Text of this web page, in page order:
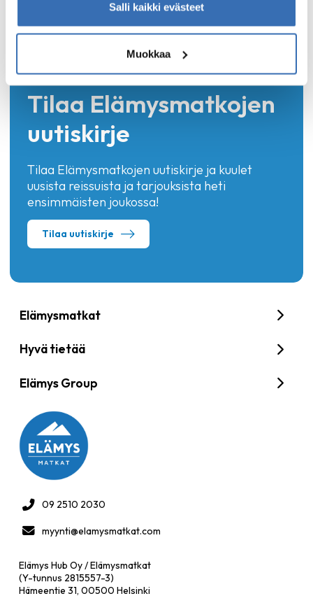
Salli kaikki evästeet
Muokkaa
Tilaa Elämysmatkojen
uutiskirje
Tilaa Elämysmatkojen uutiskirje ja kuulet
uusista reissuista ja tarjouksista heti
ensimmäisten joukossa!
Tilaa uutiskirje
Elämysmatkat
Hyvä tietää
Elämys Group
09 2510 2030
myynti@elamysmatkat.com
Elämys Hub Oy / Elämysmatkat
(Y-tunnus 2815557-3)
Hämeentie 31, 00500 Helsinki